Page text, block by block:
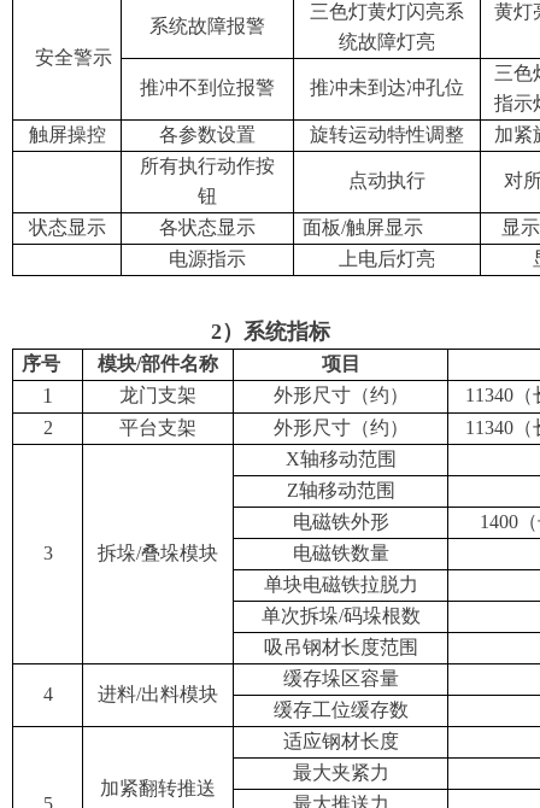
安全警示
系统故障报警
三色灯黄灯闪亮系
统故障灯亮
黄灯
推冲不到位报警 推冲未到达冲孔位
三色
指示
触屏操控
各参数设置 旋转运动特性调整
加紧
所有执行动作按
钮
点动执行 对
状态显示 各状态显示 面板/触屏显示
显
电源指示
上电后灯亮
2）系统指标
序号 模块/部件名称 项目
1 龙门支架 外形尺寸（约） 11340
2
平台支架 外形尺寸（约） 11340
3 拆垛/叠垛模块
X轴移动范围
Z轴移动范围
电磁铁外形
1400
电磁铁数量
单块电磁铁拉脱力
单次拆垛/码垛根数
吸吊钢材长度范围
4 进料/出料模块
缓存垛区容量
缓存工位缓存数
加紧翻转推送
适应钢材长度
最大夹紧力